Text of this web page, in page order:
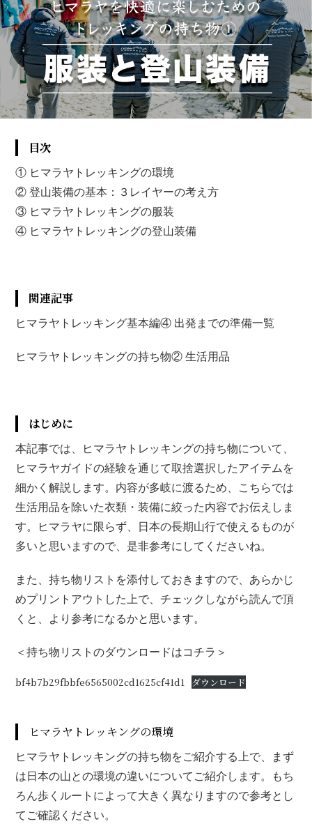
目次
① ヒマラヤトレッキングの環境
② 登山装備の基本：３レイヤーの考え方
③ ヒマラヤトレッキングの服装
④ ヒマラヤトレッキングの登山装備
関連記事
ヒマラヤトレッキング基本編④ 出発までの準備一覧
ヒマラヤトレッキングの持ち物② 生活用品
はじめに
本記事では、ヒマラヤトレッキングの持ち物について、
ヒマラヤガイドの経験を通じて取捨選択したアイテムを
細かく解説します。内容が多岐に渡るため、こちらでは
生活用品を除いた衣類・装備に絞った内容でお伝えしま
す。ヒマラヤに限らず、日本の長期山行で使えるものが
多いと思いますので、是非参考にしてくださいね。
また、持ち物リストを添付しておきますので、あらかじ
めプリントアウトした上で、チェックしながら読んで頂
くと、より参考になるかと思います。
＜持ち物リストのダウンロードはコチラ＞
bf4b7b29fbbfe6565002cd1625cf41d1 ダウンロード
ヒマラヤトレッキングの環境
ヒマラヤトレッキングの持ち物をご紹介する上で、まず
は日本の山との環境の違いについてご紹介します。もち
ろん歩くルートによって大きく異なりますので参考とし
てご確認ください。